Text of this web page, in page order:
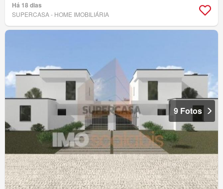
Há 18 dias
SUPERCASA - HOME IMOBILIÁRIA
9 Fotos